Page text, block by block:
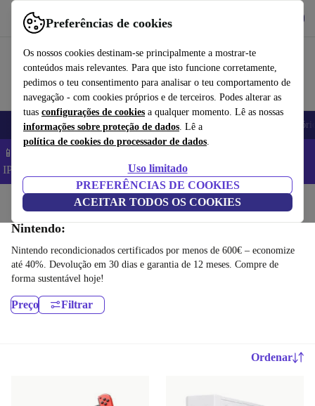
Preferências de cookies
Os nossos cookies destinam-se principalmente a mostrar-te
conteúdos mais relevantes. Para que isto funcione corretamente,
pedimos o teu consentimento para analisar o teu comportamento de
navegação - com cookies próprios e de terceiros. Podes alterar as
tuas configurações de cookies a qualquer momento. Lê as nossas
informações sobre proteção de dados. Lê a
política de cookies do processador de dados.
Uso limitado
PREFERÊNCIAS DE COOKIES
ACEITAR TODOS OS COOKIES
Use o refurbed de forma rápida e fácil
Telemóveis Computadores Portáteis Tablets
📱 Poupa 5% EXTRA em todos os iPhones – Código:
IPHONEDEAL –
Início Consolas
Nintendo:
Nintendo recondicionados certificados por menos de 600€ – economize
até 40%. Devolução em 30 dias e garantia de 12 meses. Compre de
forma sustentável hoje!
Preço Filtrar
Ordenar